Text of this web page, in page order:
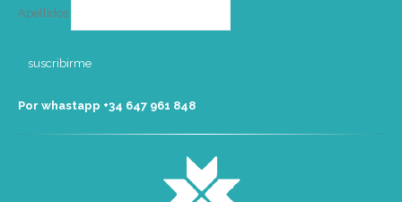
Apellidos
Por whastapp +34 ‭647 961 848‬